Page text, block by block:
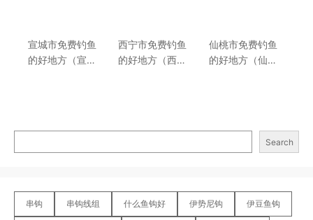
宣城市免费钓鱼
的好地方（宣城
西宁市免费钓鱼
的好地方（西宁
仙桃市免费钓鱼
的好地方（仙桃
Search
串钩 串钩线组 什么鱼钩好 伊势尼钩 伊豆鱼钩